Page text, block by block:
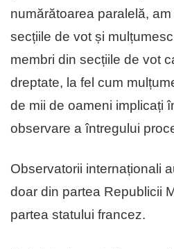
numărătoarea paralelă,
secțiile de vot și
membri din secțiile de vot
dreptate, la fel cum
de mii de oameni implicați
observare a întregului
Observatorii internaționali
doar din partea Republicii
partea statului francez.